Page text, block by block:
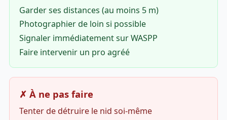
Garder ses distances (au moins 5 m)
Photographier de loin si possible
Signaler immédiatement sur WASPP
Faire intervenir un pro agréé
✗ À ne pas faire
Tenter de détruire le nid soi-même